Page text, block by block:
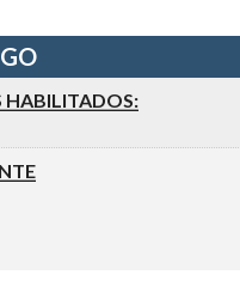
HABILITADOS: